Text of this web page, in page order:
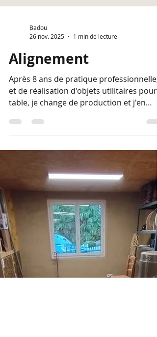
Badou
26 nov. 2025
1 min de lecture
Alignement
Après 8 ans de pratique professionnelle,
et de réalisation d'objets utilitaires pour
table, je change de production et j'en
profite pour m'aligner avec ce qui
vraiment pour moi : le vivant, notamment
nos colocataires du jardin. Mésanges,
rouge-gorges, moineaux, sitelles... au
printemps dernier j'en voyais certains
tourner et chercher des endroits
pour les nichées. Retrouvant dans ma
bibliothèque le livre de Max Gallo "Ces
étonnants nichoirs traditionnels",